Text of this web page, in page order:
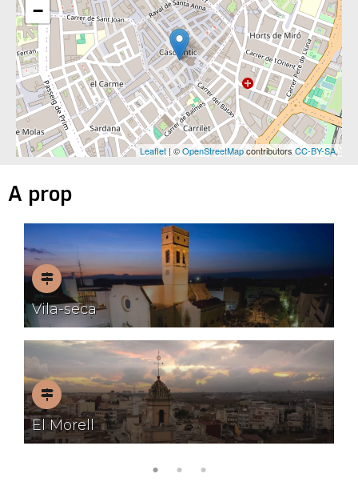
−
Leaflet | ©OpenStreetMapcontributors CC-BY-SA,
A prop
Pobles
amb
encant
Vila-seca
Pobles
amb
El Morell